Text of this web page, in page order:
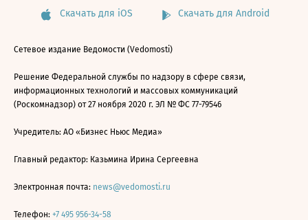
Скачать для iOS Скачать для Android
Сетевое издание Ведомости (Vedomosti)
Решение Федеральной службы по надзору в сфере связи,
информационных технологий и массовых коммуникаций
(Роскомнадзор) от 27 ноября 2020 г. ЭЛ № ФС 77-79546
Учредитель: АО «Бизнес Ньюс Медиа»
Главный редактор: Казьмина Ирина Сергеевна
Электронная почта: news@vedomosti.ru
Телефон: +7 495 956-34-58